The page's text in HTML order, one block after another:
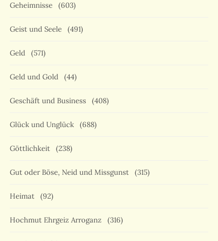
Geheimnisse (603)
Geist und Seele (491)
Geld (571)
Geld und Gold (44)
Geschäft und Business (408)
Glück und Unglück (688)
Göttlichkeit (238)
Gut oder Böse, Neid und Missgunst (315)
Heimat (92)
Hochmut Ehrgeiz Arroganz (316)